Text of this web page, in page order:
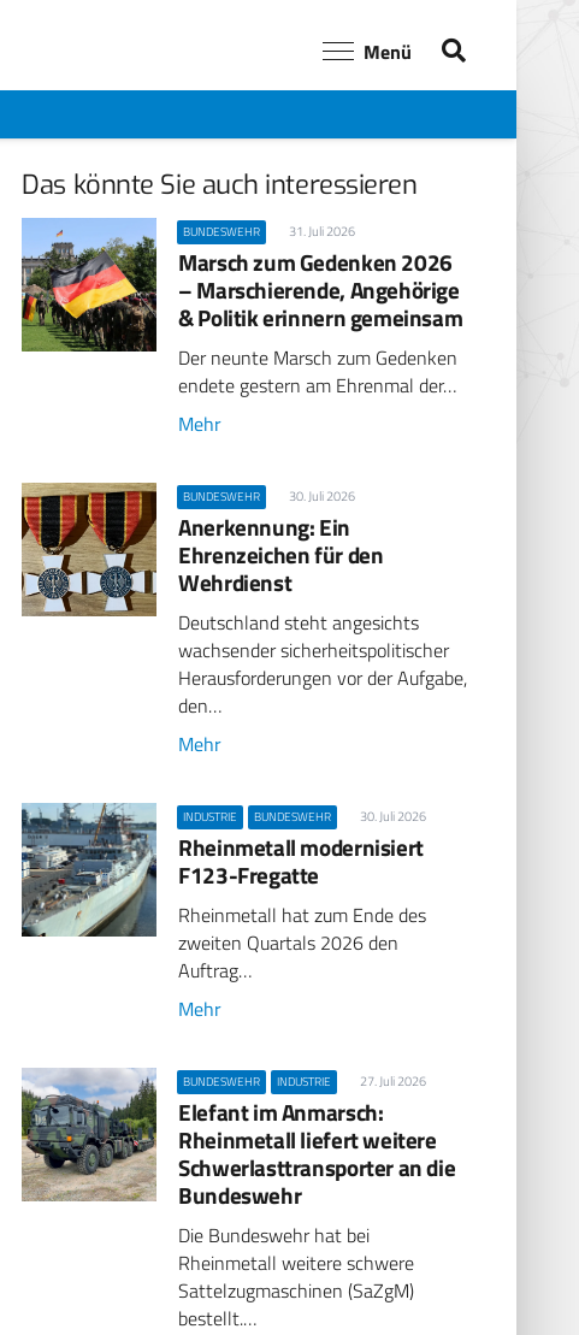
Menü
Das könnte Sie auch interessieren
BUNDESWEHR 31. Juli 2026
Marsch zum Gedenken 2026
– Marschierende, Angehörige
& Politik erinnern gemeinsam
Der neunte Marsch zum Gedenken
endete gestern am Ehrenmal der…
Mehr
BUNDESWEHR 30. Juli 2026
Anerkennung: Ein
Ehrenzeichen für den
Wehrdienst
Deutschland steht angesichts
wachsender sicherheitspolitischer
Herausforderungen vor der Aufgabe,
den…
Mehr
INDUSTRIE BUNDESWEHR 30. Juli 2026
Rheinmetall modernisiert
F123-Fregatte
Rheinmetall hat zum Ende des
zweiten Quartals 2026 den
Auftrag…
Mehr
BUNDESWEHR INDUSTRIE 27. Juli 2026
Elefant im Anmarsch:
Rheinmetall liefert weitere
Schwerlasttransporter an die
Bundeswehr
Die Bundeswehr hat bei
Rheinmetall weitere schwere
Sattelzugmaschinen (SaZgM)
bestellt.…